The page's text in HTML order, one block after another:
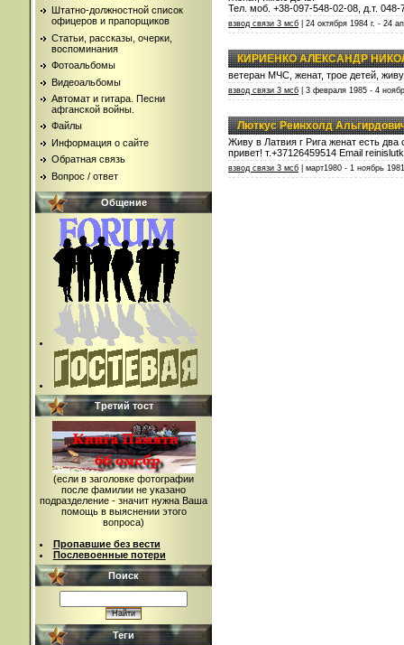
Штатно-должностной список
офицеров и прапорщиков
Статьи, рассказы, очерки,
воспоминания
Фотоальбомы
Видеоальбомы
Автомат и гитара. Песни
афганской войны.
Файлы
Информация о сайте
Обратная связь
Вопрос / ответ
Общение
Третий тост
(если в заголовке фотографии
после фамилии не указано
подразделение - значит нужна Ваша
помощь в выяснении этого
вопроса)
Пропавшие без вести
Послевоенные потери
Поиск
Теги
Тел. моб. +38-097-548-02-08, д.т. 048-
взвод связи 3 мсб | 24 октября 1984 г. - 24
КИРИЕНКО АЛЕКСАНДР
ветеран МЧС, женат, трое детей,
взвод связи 3 мсб | 3 февраля 1985 - 4
Люткус Реинхолд
Живу в Латвия г Рига женат есть
привет! т.+37126459514 Email
взвод связи 3 мсб | март1980 - 1 ноябрь